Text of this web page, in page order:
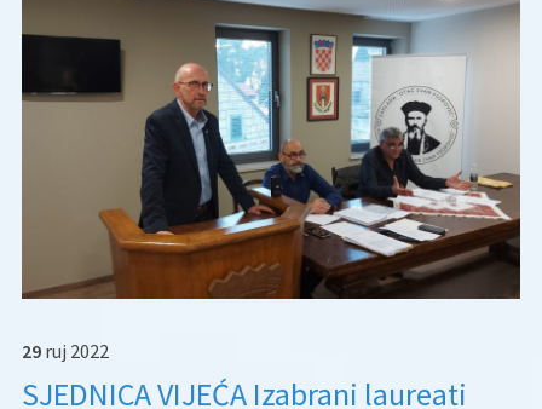
29 ruj 2022
SJEDNICA VIJEĆA Izabrani laureati